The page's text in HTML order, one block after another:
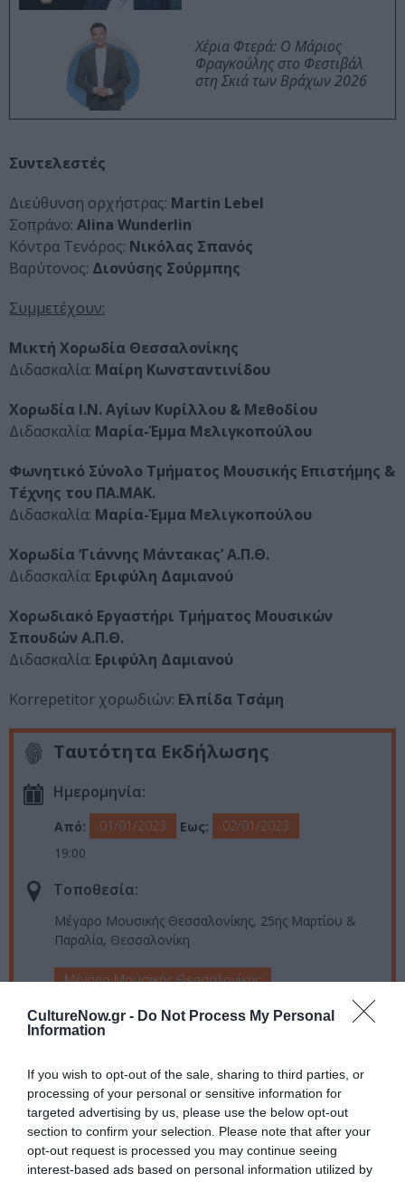
CultureNow.gr - Do Not Process My Personal
Information
If you wish to opt-out of the sale, sharing to third parties, or
processing of your personal or sensitive information for
targeted advertising by us, please use the below opt-out
section to confirm your selection. Please note that after your
opt-out request is processed you may continue seeing
interest-based ads based on personal information utilized by
Χέρια Φτερά: Ο Μάριος
Φραγκούλης στο Φεστιβάλ
στη Σκιά των Βράχων 2026
Συντελεστές
Διεύθυνση ορχήστρας: Martin Lebel
Σοπράνο: Alina Wunderlin
Κόντρα Τενόρος: Νικόλας Σπανός
Βαρύτονος: Διονύσης Σούρμπης
Συμμετέχουν:
Μικτή Χορωδία Θεσσαλονίκης
Διδασκαλία: Μαίρη Κωνσταντινίδου
Χορωδία Ι.Ν. Αγίων Κυρίλλου & Μεθοδίου
Διδασκαλία: Μαρία-Έμμα Μελιγκοπούλου
Φωνητικό Σύνολο Τμήματος Μουσικής Επιστήμης &
Τέχνης του ΠΑ.ΜΑΚ.
Διδασκαλία: Μαρία-Έμμα Μελιγκοπούλου
Χορωδία ‘Γιάννης Μάντακας’ Α.Π.Θ.
Διδασκαλία: Εριφύλη Δαμιανού
Χορωδιακό Εργαστήρι Τμήματος Μουσικών
Σπουδών Α.Π.Θ.
Διδασκαλία: Εριφύλη Δαμιανού
Korrepetitor χορωδιών: Ελπίδα Τσάμη
Ταυτότητα Εκδήλωσης
Ημερομηνία:
Από: 01/01/2023 Εως:
02/01/2023
19:00
Τοποθεσία:
Μέγαρο Μουσικής Θεσσαλονίκης, 25ης Μαρτίου &
Παραλία, Θεσσαλονίκη
Μέγαρο Μουσικής Θεσσαλονίκης
Eισιτήρια:
Εξώστης: 20€ | Μειωμένο: 15€
Πληροφορίες / Κρατήσεις:
Τηλ: 2310 895 800 | tch.gr